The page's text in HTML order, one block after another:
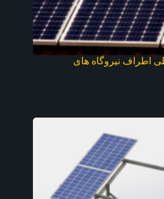
اطراف نیروگاه های